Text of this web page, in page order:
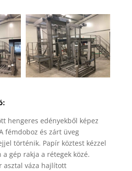
hengeres edényekből képez
fémdoboz és zárt üveg
történik. Papír köztest kézzel
gép rakja a rétegek közé.
asztal váza hajlított